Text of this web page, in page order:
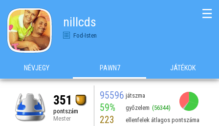
nillcds
Fod-Isten
☰
NÉVJEGY PAWN7 JÁTÉKOK
351
pontszám
Mester
95596 játszma
59% győzelem (56344)
223 ellenfelek átlagos pontszáma